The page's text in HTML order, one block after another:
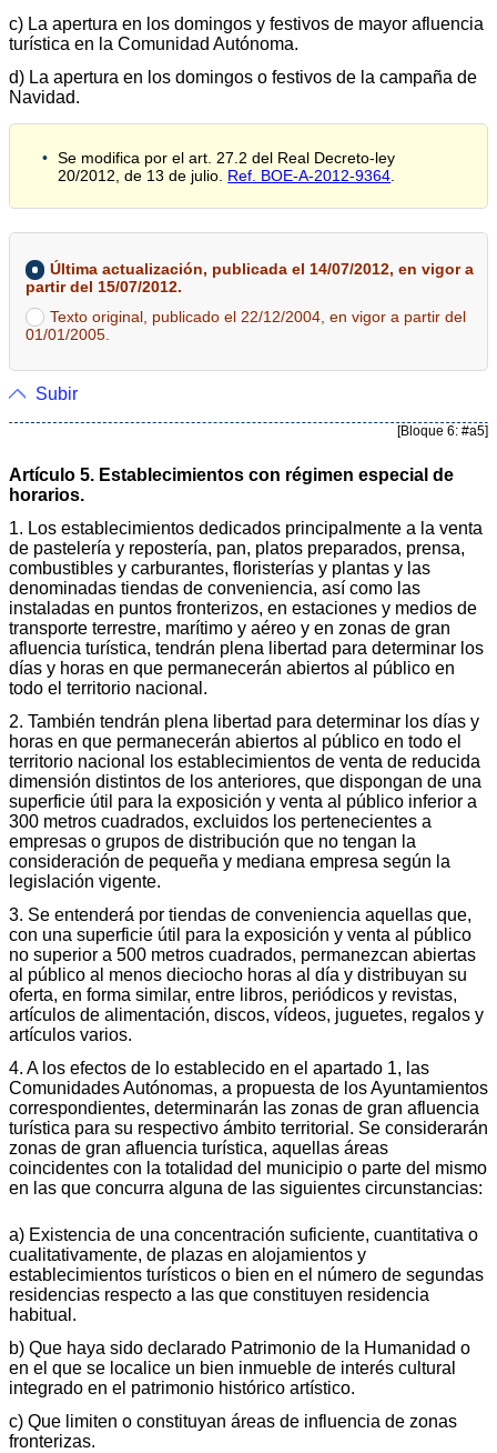
c) La apertura en los domingos y festivos de mayor afluencia
turística en la Comunidad Autónoma.
d) La apertura en los domingos o festivos de la campaña de
Navidad.
Se modifica por el art. 27.2 del Real Decreto-ley
20/2012, de 13 de julio. Ref. BOE-A-2012-9364
Última actualización, publicada el 14/07/2012, en vigor a
partir del 15/07/2012.
Texto original, publicado el 22/12/2004, en vigor a partir del
01/01/2005.
Subir
[Bloque 6: #a5]
Artículo 5. Establecimientos con régimen especial de
horarios.
1. Los establecimientos dedicados principalmente a la venta
de pastelería y repostería, pan, platos preparados, prensa,
combustibles y carburantes, floristerías y plantas y las
denominadas tiendas de conveniencia, así como las
instaladas en puntos fronterizos, en estaciones y medios de
transporte terrestre, marítimo y aéreo y en zonas de gran
afluencia turística, tendrán plena libertad para determinar los
días y horas en que permanecerán abiertos al público en
todo el territorio nacional.
2. También tendrán plena libertad para determinar los días y
horas en que permanecerán abiertos al público en todo el
territorio nacional los establecimientos de venta de reducida
dimensión distintos de los anteriores, que dispongan de una
superficie útil para la exposición y venta al público inferior a
300 metros cuadrados, excluidos los pertenecientes a
empresas o grupos de distribución que no tengan la
consideración de pequeña y mediana empresa según la
legislación vigente.
3. Se entenderá por tiendas de conveniencia aquellas que,
con una superficie útil para la exposición y venta al público
no superior a 500 metros cuadrados, permanezcan abiertas
al público al menos dieciocho horas al día y distribuyan su
oferta, en forma similar, entre libros, periódicos y revistas,
artículos de alimentación, discos, vídeos, juguetes, regalos y
artículos varios.
4. A los efectos de lo establecido en el apartado 1, las
Comunidades Autónomas, a propuesta de los Ayuntamientos
correspondientes, determinarán las zonas de gran afluencia
turística para su respectivo ámbito territorial. Se considerarán
zonas de gran afluencia turística, aquellas áreas
coincidentes con la totalidad del municipio o parte del mismo
en las que concurra alguna de las siguientes circunstancias:
a) Existencia de una concentración suficiente, cuantitativa o
cualitativamente, de plazas en alojamientos y
establecimientos turísticos o bien en el número de segundas
residencias respecto a las que constituyen residencia
habitual.
b) Que haya sido declarado Patrimonio de la Humanidad o
en el que se localice un bien inmueble de interés cultural
integrado en el patrimonio histórico artístico.
c) Que limiten o constituyan áreas de influencia de zonas
fronterizas.